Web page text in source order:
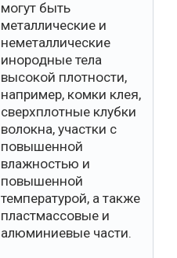
могут быть
металлические и
неметаллические
инородные тела
высокой плотности,
например, комки клея,
сверхплотные клубки
волокна, участки с
повышенной
влажностью и
повышенной
температурой, а также
пластмассовые и
алюминиевые части.